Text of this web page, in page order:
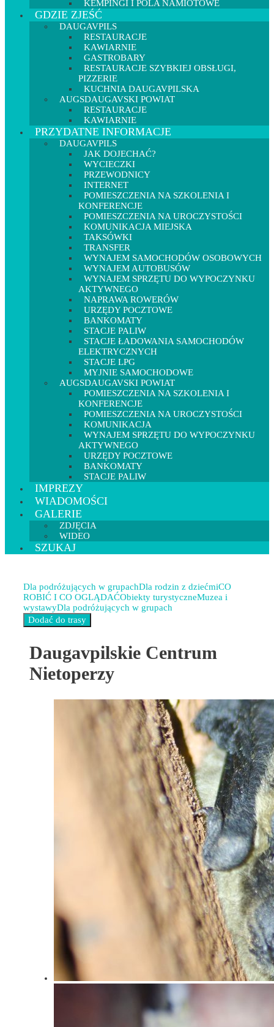
KEMPINGI I POLA NAMIOTOWE
GDZIE ZJEŚĆ
DAUGAVPILS
RESTAURACJE
KAWIARNIE
GASTROBARY
RESTAURACJE SZYBKIEJ OBSŁUGI,
PIZZERIE
KUCHNIA DAUGAVPILSKA
AUGSDAUGAVSKI POWIAT
RESTAURACJE
KAWIARNIE
PRZYDATNE INFORMACJE
DAUGAVPILS
JAK DOJECHAĆ?
WYCIECZKI
PRZEWODNICY
INTERNET
POMIESZCZENIA NA SZKOLENIA I
KONFERENCJE
POMIESZCZENIA NA UROCZYSTOŚCI
KOMUNIKACJA MIEJSKA
TAKSÓWKI
TRANSFER
WYNAJEM SAMOCHODÓW OSOBOWYCH
WYNAJEM AUTOBUSÓW
WYNAJEM SPRZĘTU DO WYPOCZYNKU
AKTYWNEGO
NAPRAWA ROWERÓW
URZĘDY POCZTOWE
BANKOMATY
STACJE PALIW
STACJE ŁADOWANIA SAMOCHODÓW
ELEKTRYCZNYCH
STACJE LPG
MYJNIE SAMOCHODOWE
AUGSDAUGAVSKI POWIAT
POMIESZCZENIA NA SZKOLENIA I
KONFERENCJE
POMIESZCZENIA NA UROCZYSTOŚCI
KOMUNIKACJA
WYNAJEM SPRZĘTU DO WYPOCZYNKU
AKTYWNEGO
URZĘDY POCZTOWE
BANKOMATY
STACJE PALIW
IMPREZY
WIADOMOŚCI
GALERIE
ZDJĘCIA
WIDEO
SZUKAJ
Dla podróżujących w grupachDla rodzin z dziećmiCO
ROBIĆ I CO OGLĄDAĆObiekty turystyczneMuzea i
wystawyDla podróżujących w grupach
Daugavpilskie Centrum
Nietoperzy